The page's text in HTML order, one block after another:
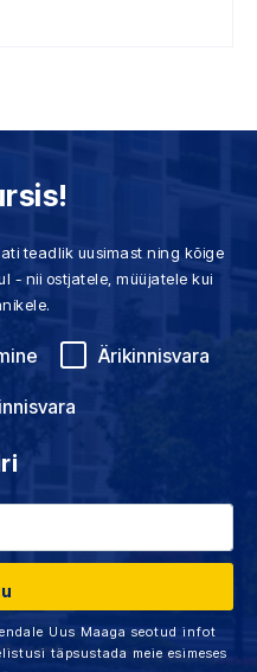
teadlik uusimast ning kõige
- nii ostjatele, müüjatele kui
Ärikinnisvara
Uus Maaga seotud infot
täpsustada meie esimeses